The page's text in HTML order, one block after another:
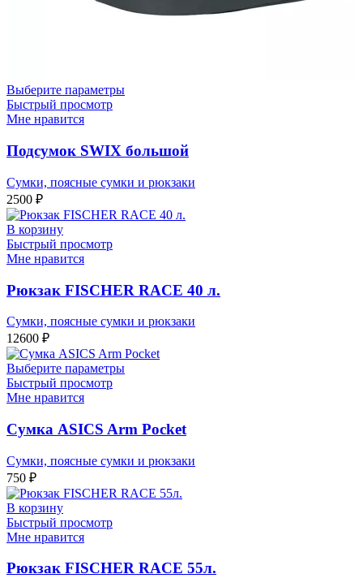
Выберите параметры
Быстрый просмотр
Мне нравится
Подсумок SWIX большой
Сумки, поясные сумки и рюкзаки
2500 ₽
В корзину
Быстрый просмотр
Мне нравится
Рюкзак FISCHER RACE 40 л.
Сумки, поясные сумки и рюкзаки
12600 ₽
Выберите параметры
Быстрый просмотр
Мне нравится
Сумка ASICS Arm Pocket
Сумки, поясные сумки и рюкзаки
750 ₽
В корзину
Быстрый просмотр
Мне нравится
Рюкзак FISCHER RACE 55л.